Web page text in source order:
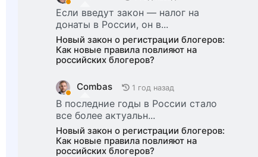
Если введут закон — налог на
донаты в России, он в...
Новый закон о регистрации блогеров:
Как новые правила повлияют на
российских блогеров?
Combas 1 год назад
В последние годы в России стало
все более актуальн...
Новый закон о регистрации блогеров:
Как новые правила повлияют на
российских блогеров?